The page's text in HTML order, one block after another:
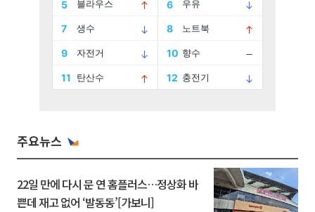
주요뉴스
22일 만에 다시 문 연 홈플러스…정상화 바
쁜데 재고 없어 ‘발동동’[가보니]